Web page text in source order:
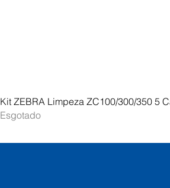
Kit ZEBRA Limpeza ZC100/300/350 5
Esgotado